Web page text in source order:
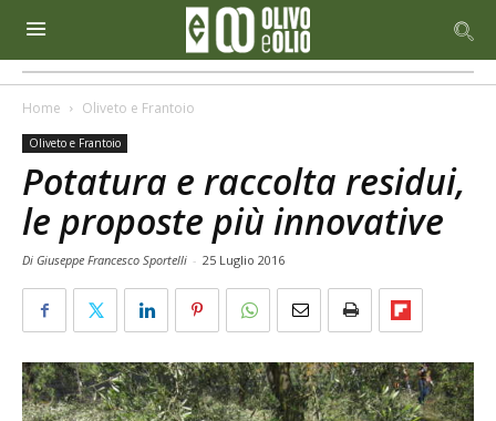
Home Oliveto e Frantoio
Oliveto e Frantoio
Potatura e raccolta residui,
le proposte più innovative
Di Giuseppe Francesco Sportelli - 25 Luglio 2016